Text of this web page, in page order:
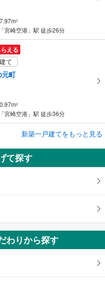
2
宮崎空港」駅 徒歩26分
える
て
元町
2
宮崎空港」駅 徒歩36分
元町
新築一戸建てをもっと見る
て探す
わりから探す